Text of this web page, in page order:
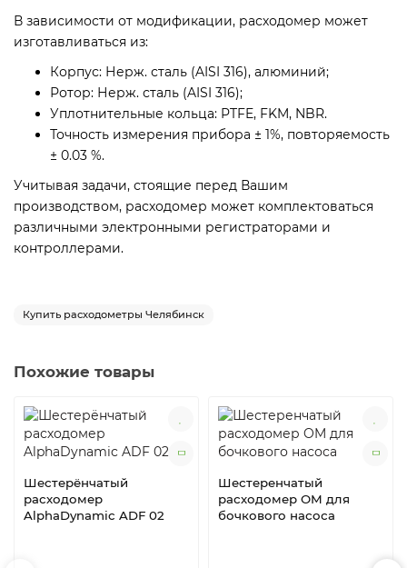
В зависимости от модификации, расходомер может
изготавливаться из:
Корпус: Нерж. сталь (AISI 316), алюминий;
Ротор: Нерж. сталь (AISI 316);
Уплотнительные кольца: PTFE, FKM, NBR.
Точность измерения прибора ± 1%, повторяемость
± 0.03 %.
Учитывая задачи, стоящие перед Вашим
производством, расходомер может комплектоваться
различными электронными регистраторами и
контроллерами.
Купить расходометры Челябинск
Похожие товары
Шестерёнчатый
расходомер
AlphaDynamic ADF 02
Шестеренчатый
расходомер OM для
бочкового насоса